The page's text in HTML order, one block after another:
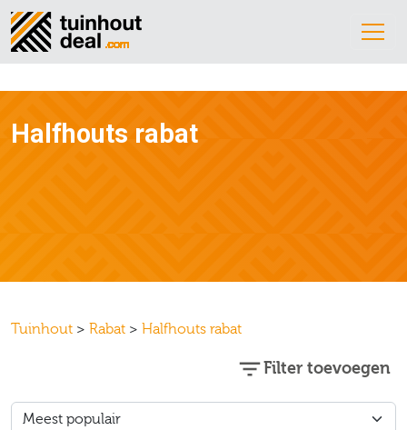
Halfhouts rabat
Tuinhout > Rabat > Halfhouts rabat
Filter toevoegen